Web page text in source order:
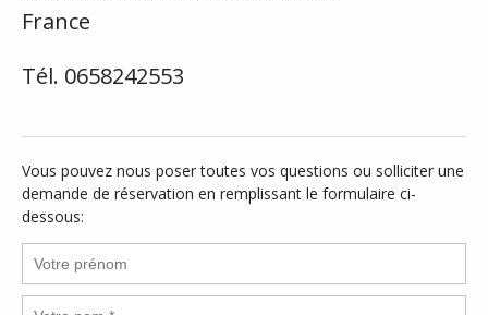
France
Tél. 0658242553
Vous pouvez nous poser toutes vos questions ou solliciter une
demande de réservation en remplissant le formulaire ci-
dessous: